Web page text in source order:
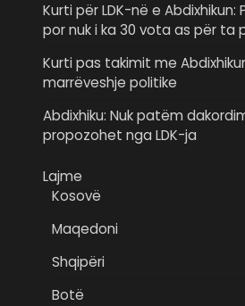
Kurti për LDK-në e
por nuk i ka 30 vota as për ta
Kurti pas takimit me
marrëveshje politike
Abdixhiku: Nuk patëm
propozohet nga LDK-ja
Lajme
Kosovë
Maqedoni
Shqipëri
Botë